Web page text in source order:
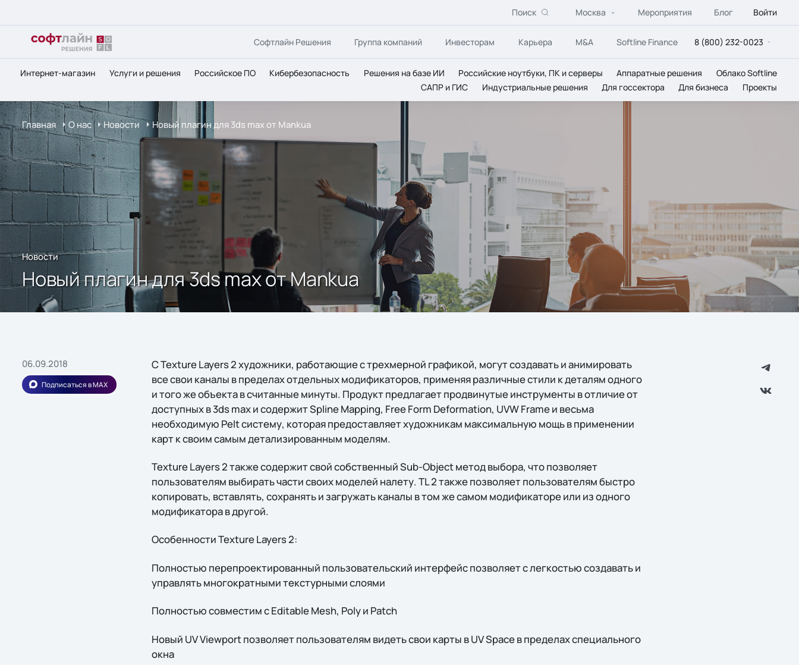
Поиск Москва Мероприятия Блог Войти
Софтлайн Решения Группа компаний Инвесторам Карьера M&A Softline Finance 8 (800) 232-0023
Интернет-магазин Услуги и решения Российское ПО Кибербезопасность Решения на базе ИИ Российские ноутбуки, ПК и серверы Аппаратные решения
Облако Softline
САПР и ГИС
Индустриальные решения Для госсектора Для бизнеса Проекты
Главная О нас Новости Новый плагин для 3ds max от Mankua
Новости
Новый плагин для 3ds max от Mankua
06.09.2018
Подписаться в MAX
С Texture Layers 2 художники, работающие с трехмерной графикой, могут создавать и анимировать
все свои каналы в пределах отдельных модификаторов, применяя различные стили к деталям одного
и того же объекта в считанные минуты. Продукт предлагает продвинутые инструменты в отличие от
доступных в 3ds max и содержит Spline Mapping, Free Form Deformation, UVW Frame и весьма
необходимую Pelt систему, которая предоставляет художникам максимальную мощь в применении
карт к своим самым детализированным моделям.
Texture Layers 2 также содержит свой собственный Sub-Object метод выбора, что позволяет
пользователям выбирать части своих моделей налету. TL 2 также позволяет пользователям быстро
копировать, вставлять, сохранять и загружать каналы в том же самом модификаторе или из одного
модификатора в другой.
Особенности Texture Layers 2:
Полностью перепроектированный пользовательский интерфейс позволяет с легкостью создавать и
управлять многократными текстурными слоями
Полностью совместим с Editable Mesh, Poly и Patch
Новый UV Viewport позволяет пользователям видеть свои карты в UV Space в пределах специального
окна